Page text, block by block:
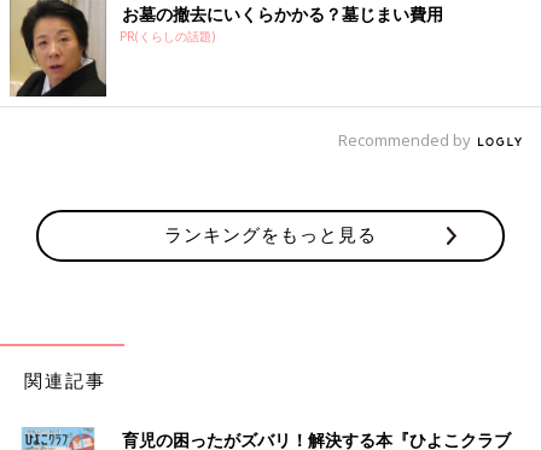
お墓の撤去にいくらかかる？墓じまい費用
PR(くらしの話題)
Recommended by
ランキングをもっと見る
関連記事
育児の困ったがズバリ！解決する本『ひよこクラブ